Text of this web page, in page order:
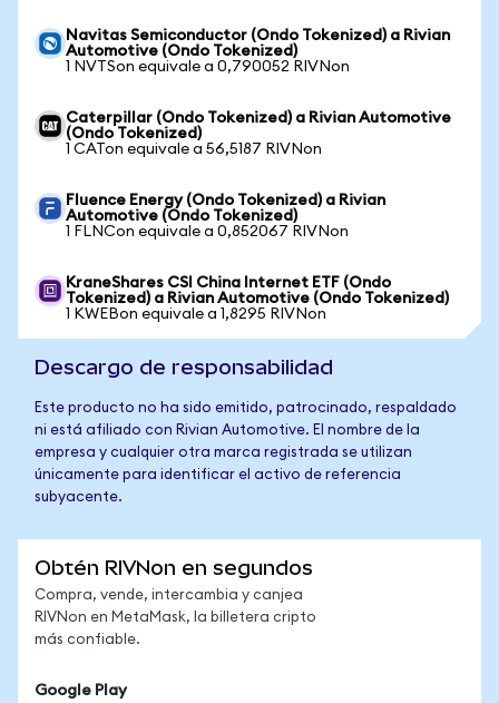
Navitas Semiconductor (Ondo Tokenized) a Rivian
Automotive (Ondo Tokenized)
1 NVTSon equivale a 0,790052 RIVNon
Caterpillar (Ondo Tokenized) a Rivian Automotive
(Ondo Tokenized)
1 CATon equivale a 56,5187 RIVNon
Fluence Energy (Ondo Tokenized) a Rivian
Automotive (Ondo Tokenized)
1 FLNCon equivale a 0,852067 RIVNon
KraneShares CSI China Internet ETF (Ondo
Tokenized) a Rivian Automotive (Ondo Tokenized)
1 KWEBon equivale a 1,8295 RIVNon
Descargo de responsabilidad
Este producto no ha sido emitido, patrocinado, respaldado
ni está afiliado con Rivian Automotive. El nombre de la
empresa y cualquier otra marca registrada se utilizan
únicamente para identificar el activo de referencia
subyacente.
Obtén RIVNon en segundos
Compra, vende, intercambia y canjea
RIVNon en MetaMask, la billetera cripto
más confiable.
Google Play